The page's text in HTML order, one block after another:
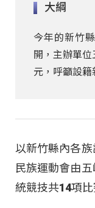
大綱
今年的新竹
開，主辦單
元，呼籲設籍
以新竹縣內各
民族運動會由
統競技共14項